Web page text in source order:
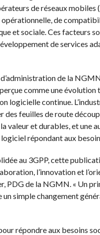
de réseaux
de
et sociale. Ces facteurs
de services
de la
comme une
logicielle continue.
feuilles de route
valeur et durables, et une
répondant aux
au 3GPP, cette
l’innovation et
PDG de la NGMN. « Un
un simple changement
répondre aux besoins